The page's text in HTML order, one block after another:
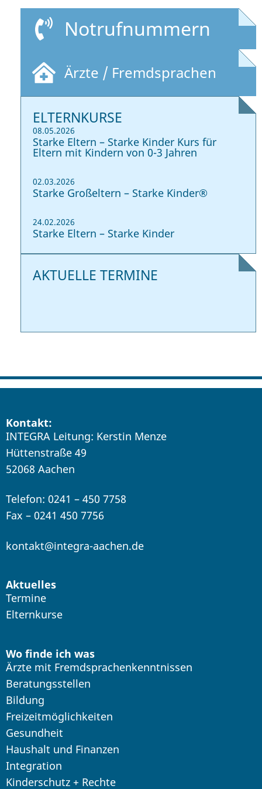
Notrufnummern
Ärzte / Fremdsprachen
ELTERNKURSE
08.05.2026
Starke Eltern – Starke Kinder Kurs für
Eltern mit Kindern von 0-3 Jahren
02.03.2026
Starke Großeltern – Starke Kinder®
24.02.2026
Starke Eltern – Starke Kinder
AKTUELLE TERMINE
Kontakt:
INTEGRA Leitung: Kerstin Menze
Hüttenstraße 49
52068 Aachen
Telefon: 0241 – 450 7758
Fax – 0241 450 7756
kontakt@integra-aachen.de
Aktuelles
Termine
Elternkurse
Wo finde ich was
Ärzte mit Fremdsprachenkenntnissen
Beratungsstellen
Bildung
Freizeitmöglichkeiten
Gesundheit
Haushalt und Finanzen
Integration
Kinderschutz + Rechte